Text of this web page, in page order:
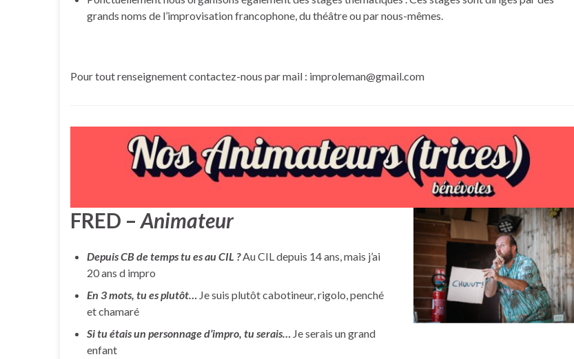
grands noms de l’improvisation francophone, du théâtre ou par nous-mêmes.
Pour tout renseignement contactez-nous par mail : improleman@gmail.com
FRED – Animateur
Depuis CB de temps tu es au CIL ?Au CIL depuis 14 ans, mais j’ai
20 ans d impro
En 3 mots, tu es plutôt…
Je suis plutôt cabotineur, rigolo, penché
et chamaré
Si tu étais un personnage d’impro, tu serais…
Je serais un grand
enfant